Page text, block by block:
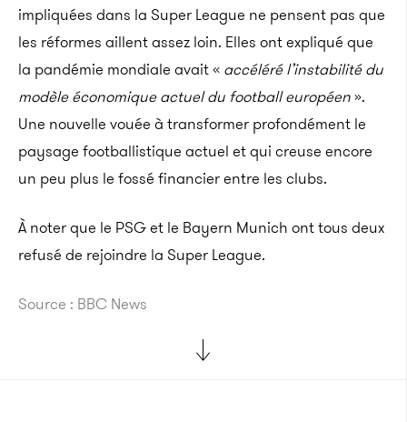
impliquées dans la Super League ne pensent pas que
les réformes aillent assez loin. Elles ont expliqué que
la pandémie mondiale avait « accéléré l’instabilité du
modèle économique actuel du football européen».
Une nouvelle vouée à transformer profondément le
paysage footballistique actuel et qui creuse encore
un peu plus le fossé financier entre les clubs.
À noter que le PSG et le Bayern Munich ont tous deux
refusé de rejoindre la Super League.
Source : BBC News